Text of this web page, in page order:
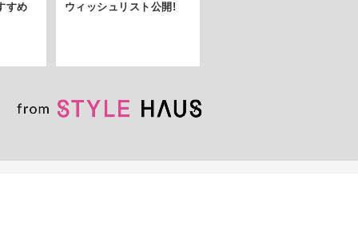
すめ
ウィッシュリスト公開!